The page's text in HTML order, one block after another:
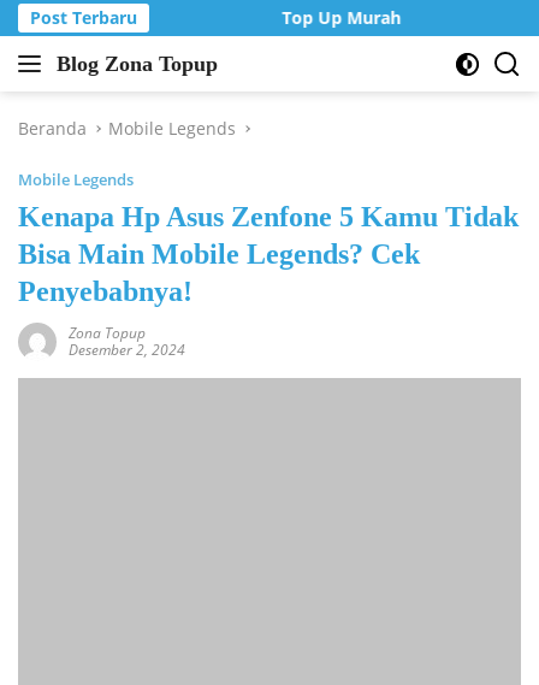
Langsung
ke
konten
Post Terbaru Top Up Murah di Zona Topup
Blog Zona Topup
Tips
Trik
game
Beranda Mobile Legends
Mobile Legends
Kenapa Hp Asus Zenfone 5 Kamu Tidak
Bisa Main Mobile Legends? Cek
Penyebabnya!
Zona Topup
Desember 2, 2024